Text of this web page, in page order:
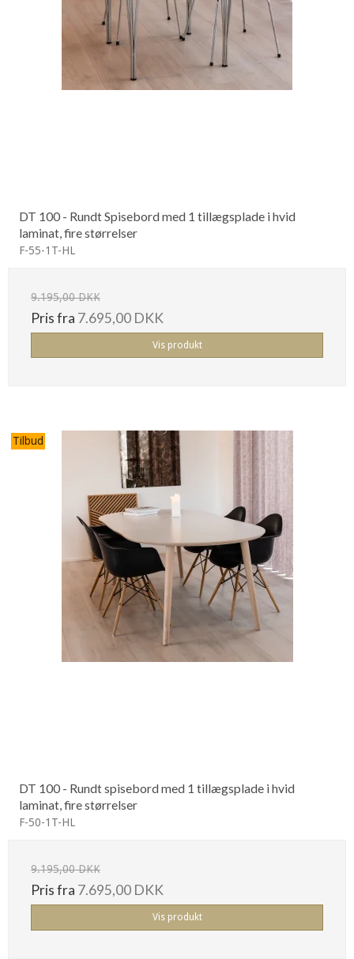
DT 100 - Rundt Spisebord med 1 tillægsplade i hvid
laminat, fire størrelser
F-55-1T-HL
9.195,00 DKK
Pris fra 7.695,00 DKK
Vis produkt
Tilbud
DT 100 - Rundt spisebord med 1 tillægsplade i hvid
laminat, fire størrelser
F-50-1T-HL
9.195,00 DKK
Pris fra 7.695,00 DKK
Vis produkt